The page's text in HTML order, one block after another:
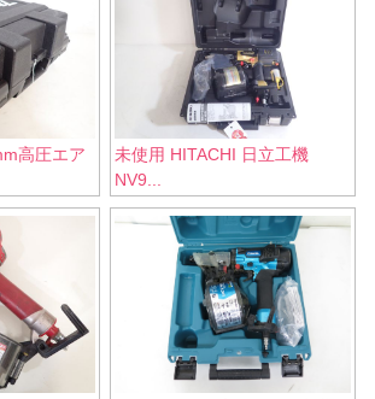
高圧エア
未使用 HITACHI 日立工機
NV9...